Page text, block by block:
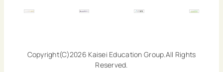
Copyright(C)2026 Kaisei Education Group.All Rights
Reserved.